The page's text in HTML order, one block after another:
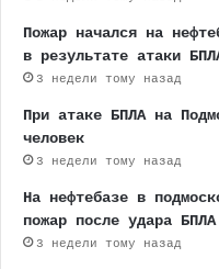
Пожар начался на
в результате атаки
3 недели тому назад
При атаке БПЛА на
человек
3 недели тому назад
На нефтебазе в
пожар после удара БПЛА
3 недели тому назад